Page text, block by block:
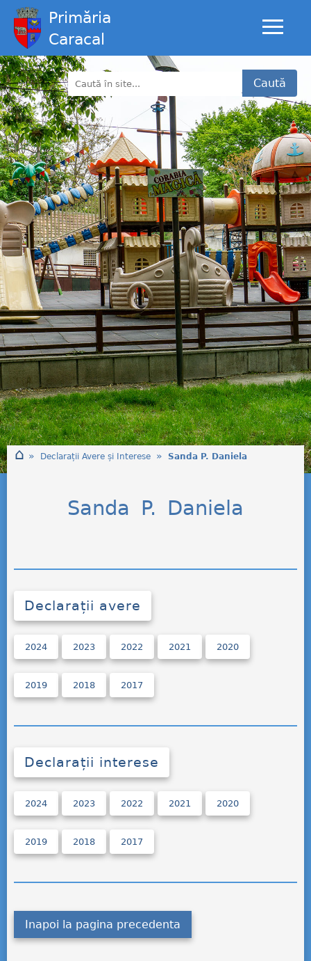
Primăria
Caracal
Caută
⌂ » Declarații Avere și Interese » Sanda P. Daniela
Sanda P. Daniela
Declarații avere
2024 2023 2022 2021 2020
2019 2018 2017
Declarații interese
2024 2023 2022 2021 2020
2019 2018 2017
Inapoi la pagina precedenta